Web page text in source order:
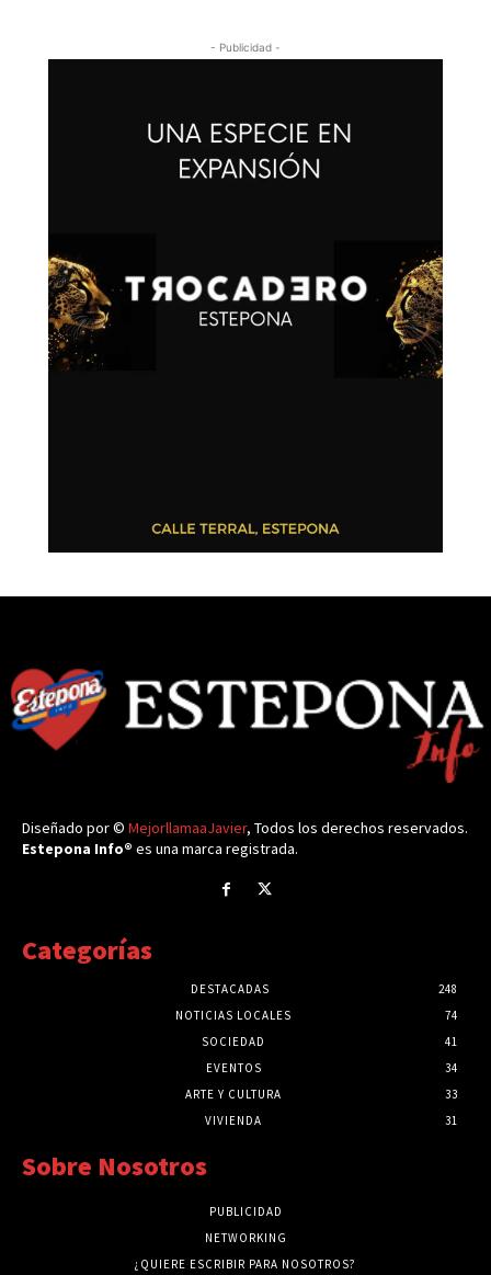
- Publicidad -
Diseñado por © MejorllamaaJavier, Todos los derechos reservados.
Estepona Info® es una marca registrada.
Categorías
DESTACADAS
248
NOTICIAS LOCALES
74
SOCIEDAD
41
EVENTOS
34
ARTE Y CULTURA
33
VIVIENDA
31
Sobre Nosotros
PUBLICIDAD
NETWORKING
¿QUIERE ESCRIBIR PARA NOSOTROS?